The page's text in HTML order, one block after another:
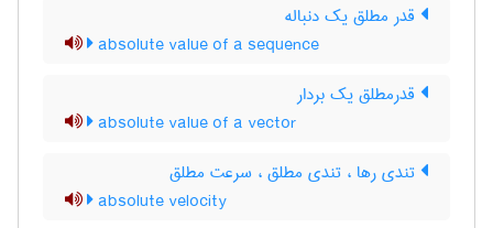
قدر مطلق یک دنباله
absolute value of a sequence
قدرمطلق یک بردار
absolute value of a vector
تندی رها ، تندی مطلق ، سرعت مطلق
absolute velocity